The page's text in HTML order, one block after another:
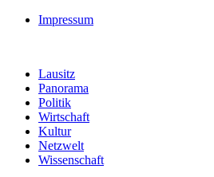
Impressum
Lausitz
Panorama
Politik
Wirtschaft
Kultur
Netzwelt
Wissenschaft